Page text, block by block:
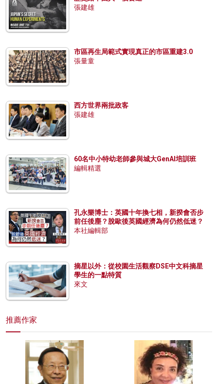
張建雄
市區再生局範式實現真正的市區重建3.0
張量童
西方世界兩批政客
張建雄
60名中小特幼老師參與城大GenAI培訓班
編輯精選
孔永樂博士：英國十年換七相，新揆會否步
前任後塵？脫歐後英國經濟為何仍然低迷？
本社編輯部
摘星以外：從校園生活觀察DSE中文科摘星
學生的一點特質
來文
推薦作家